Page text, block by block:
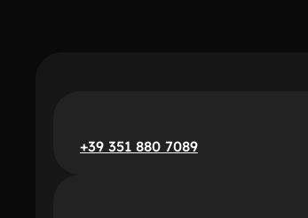
+39 351 880 7089